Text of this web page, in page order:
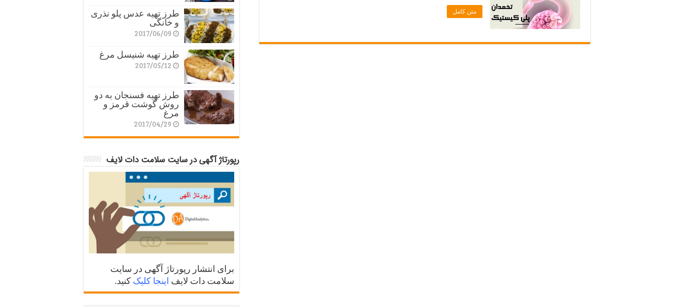
متن کامل طرز تهیه عدس پلو نذری
و خانگی
2017/06/09
طرز تهیه شنیسل مرغ
2017/05/12
طرز تهیه فسنجان به دو
روش گوشت قرمز و
مرغ
2017/04/29
رپورتاژ آگهی در سایت سلامت دات لایف
برای انتشار رپورتاژ آگهی در سایت
سلامت دات لایف اینجا کلیک کنید.